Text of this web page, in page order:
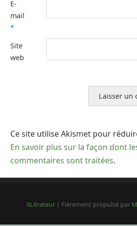
E-
mail
*
Site
web
Ce site utilise Akismet pour
En savoir plus sur la façon dont
commentaires sont traitées.
XLérateur | Fièrement propulsé par